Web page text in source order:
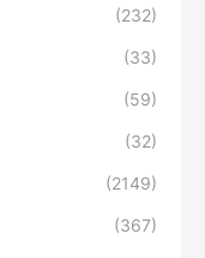
(232)
(33)
(59)
(32)
(2149)
(367)